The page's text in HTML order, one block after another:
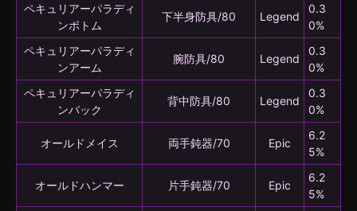
ペキュリアーパラディ
ンボトム
下半身防具/80 Legend
0.3
0%
ペキュリアーパラディ
ンアーム
腕防具/80 Legend
0.3
0%
ペキュリアーパラディ
ンバック
背中防具/80 Legend
0.3
0%
オールドメイス 両手鈍器/70 Epic
6.2
5%
オールドハンマー 片手鈍器/70 Epic
6.2
5%